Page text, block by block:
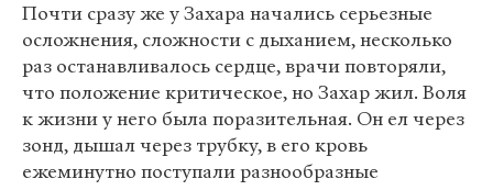
Почти сразу же у Захара начались серьезные
осложнения, сложности с дыханием, несколько
раз останавливалось сердце, врачи повторяли,
что положение критическое, но Захар жил. Воля
к жизни у него была поразительная. Он ел через
зонд, дышал через трубку, в его кровь
ежеминутно поступали разнообразные